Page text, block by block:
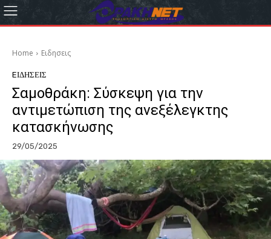
Home Eιδησεις
EΙΔΗΣΕΙΣ
Σαμοθράκη: Σύσκεψη για την
αντιμετώπιση της ανεξέλεγκτης
κατασκήνωσης
29/05/2025